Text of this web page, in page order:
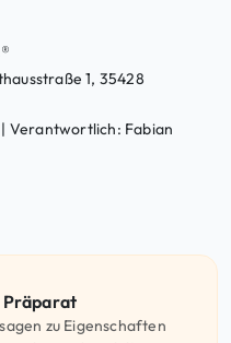
1, 35428
Verantwortlich: Fabian
Präparat
zu Eigenschaften